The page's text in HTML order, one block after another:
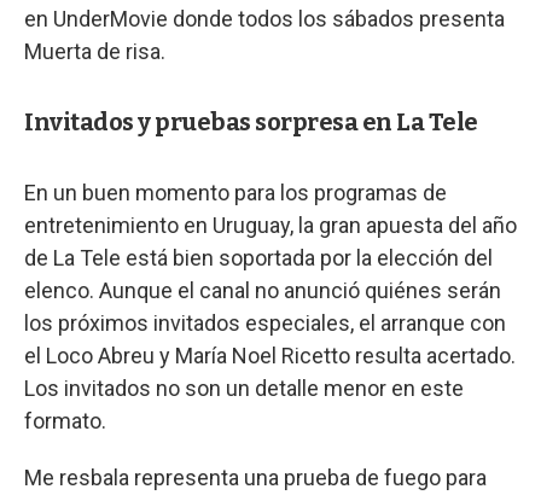
en UnderMovie donde todos los sábados presenta
Muerta de risa.
Invitados y pruebas sorpresa en La Tele
En un buen momento para los programas de
entretenimiento en Uruguay, la gran apuesta del año
de La Tele está bien soportada por la elección del
elenco. Aunque el canal no anunció quiénes serán
los próximos invitados especiales, el arranque con
el Loco Abreu y María Noel Ricetto resulta acertado.
Los invitados no son un detalle menor en este
formato.
Me resbala representa una prueba de fuego para